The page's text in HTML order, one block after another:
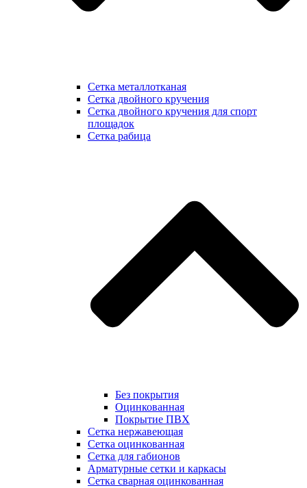
Сетка металлотканая
Сетка двойного кручения
Сетка двойного кручения для спорт
площадок
Сетка рабица
Без покрытия
Оцинкованная
Покрытие ПВХ
Сетка нержавеющая
Сетка оцинкованная
Сетка для габионов
Арматурные сетки и каркасы
Сетка сварная оцинкованная